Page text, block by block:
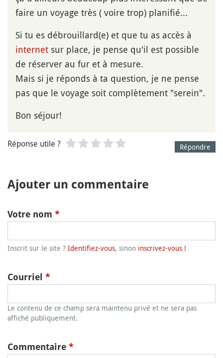
faire un voyage très ( voire trop) planifié...
Si tu es débrouillard(e) et que tu as accès à
internet sur place, je pense qu'il est possible
de réserver au fur et à mesure.
Mais si je réponds à ta question, je ne pense
pas que le voyage soit complètement "serein".
Bon séjour!
Répondre
Réponse utile ?
Ajouter un commentaire
Votre nom *
Inscrit sur le site ? Identifiez-vous, sinon inscrivez-vous !
Courriel *
Le contenu de ce champ sera maintenu privé et ne sera pas
affiché publiquement.
Commentaire *